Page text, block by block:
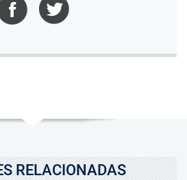
RELACIONADAS